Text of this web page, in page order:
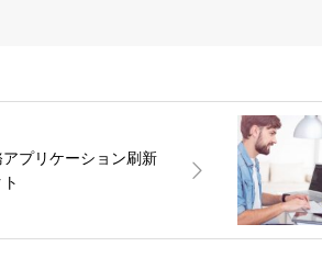
プリケーション刷新